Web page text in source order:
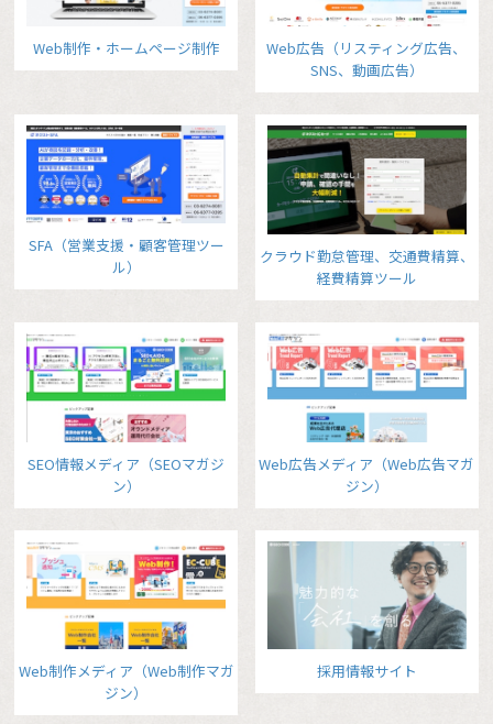
Web制作・ホームページ制作
Web広告（リスティング広告、
SNS、動画広告）
SFA（営業支援・顧客管理ツー
ル）
クラウド勤怠管理、交通費精算、
経費精算ツール
SEO情報メディア（SEOマガジ
ン）
Web広告メディア（Web広告マガ
ジン）
Web制作メディア（Web制作マガ
ジン）
採用情報サイト